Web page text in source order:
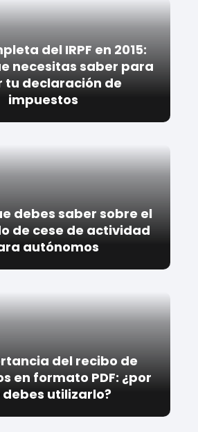
del IRPF en 2015:
necesitas saber para
tu declaración de
impuestos
debes saber sobre el
de cese de actividad
autónomos
del recibo de
en formato PDF: ¿por
debes utilizarlo?